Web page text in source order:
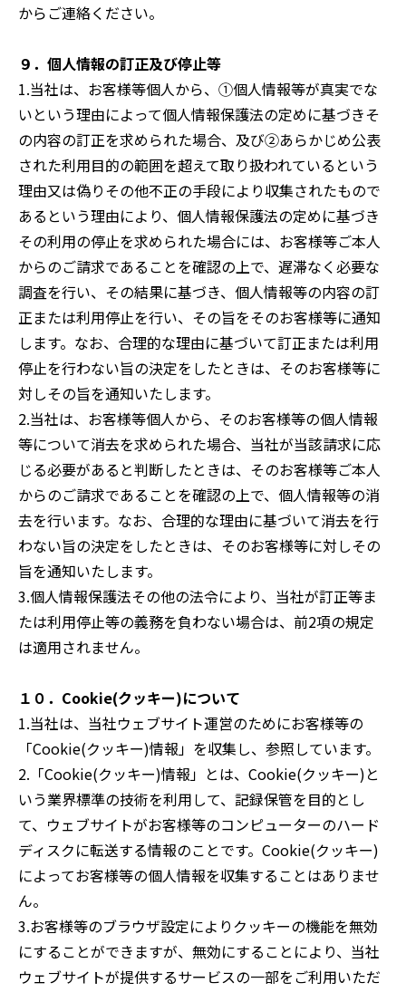
からご連絡ください。
９．個人情報の訂正及び停止等
1.当社は、お客様等個人から、①個人情報等が真実でな
いという理由によって個人情報保護法の定めに基づきそ
の内容の訂正を求められた場合、及び②あらかじめ公表
された利用目的の範囲を超えて取り扱われているという
理由又は偽りその他不正の手段により収集されたもので
あるという理由により、個人情報保護法の定めに基づき
その利用の停止を求められた場合には、お客様等ご本人
からのご請求であることを確認の上で、遅滞なく必要な
調査を行い、その結果に基づき、個人情報等の内容の訂
正または利用停止を行い、その旨をそのお客様等に通知
します。なお、合理的な理由に基づいて訂正または利用
停止を行わない旨の決定をしたときは、そのお客様等に
対しその旨を通知いたします。
2.当社は、お客様等個人から、そのお客様等の個人情報
等について消去を求められた場合、当社が当該請求に応
じる必要があると判断したときは、そのお客様等ご本人
からのご請求であることを確認の上で、個人情報等の消
去を行います。なお、合理的な理由に基づいて消去を行
わない旨の決定をしたときは、そのお客様等に対しその
旨を通知いたします。
3.個人情報保護法その他の法令により、当社が訂正等ま
たは利用停止等の義務を負わない場合は、前2項の規定
は適用されません。
１０．Cookie(クッキー)について
1.当社は、当社ウェブサイト運営のためにお客様等の
「Cookie(クッキー)情報」を収集し、参照しています。
2.「Cookie(クッキー)情報」とは、Cookie(クッキー)と
いう業界標準の技術を利用して、記録保管を目的とし
て、ウェブサイトがお客様等のコンピューターのハード
ディスクに転送する情報のことです。Cookie(クッキー)
によってお客様等の個人情報を収集することはありませ
ん。
3.お客様等のブラウザ設定によりクッキーの機能を無効
にすることができますが、無効にすることにより、当社
ウェブサイトが提供するサービスの一部をご利用いただ